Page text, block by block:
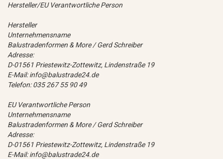
Hersteller/EU Verantwortliche Person
Hersteller
Unternehmensname
Balustradenformen & More / Gerd Schreiber
Adresse:
D-01561 Priestewitz-Zottewitz, Lindenstraße 19
E-Mail: info@balustrade24.de
Telefon: 035 267 55 90 49
EU Verantwortliche Person
Unternehmensname
Balustradenformen & More / Gerd Schreiber
Adresse:
D-01561 Priestewitz-Zottewitz, Lindenstraße 19
E-Mail: info@balustrade24.de